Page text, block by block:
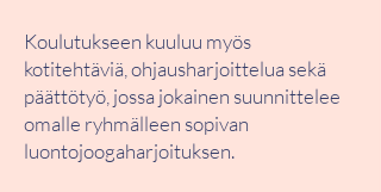
Koulutukseen kuuluu myös
kotitehtäviä, ohjausharjoittelua sekä
päättötyö, jossa jokainen suunnittelee
omalle ryhmälleen sopivan
luontojoogaharjoituksen.